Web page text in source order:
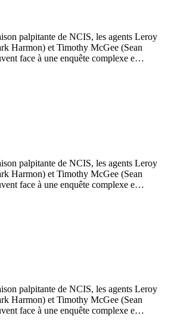
palpitante de NCIS, les agents Leroy
Harmon) et Timothy McGee (Sean
face à une enquête complexe e…
palpitante de NCIS, les agents Leroy
Harmon) et Timothy McGee (Sean
face à une enquête complexe e…
palpitante de NCIS, les agents Leroy
Harmon) et Timothy McGee (Sean
face à une enquête complexe e…